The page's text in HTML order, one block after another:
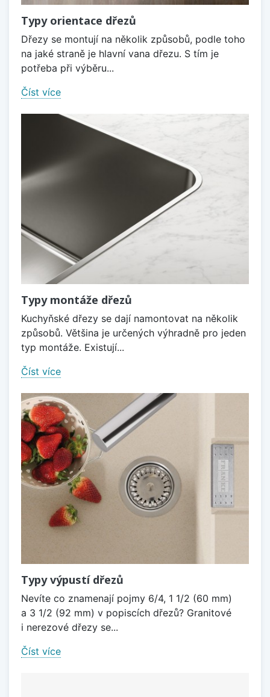
Typy orientace dřezů
Dřezy se montují na několik způsobů, podle toho
na jaké straně je hlavní vana dřezu. S tím je
potřeba při výběru...
Číst více
Typy montáže dřezů
Kuchyňské dřezy se dají namontovat na několik
způsobů. Většina je určených výhradně pro jeden
typ montáže. Existují...
Číst více
Typy výpustí dřezů
Nevíte co znamenají pojmy 6/4, 1 1/2 (60 mm)
a 3 1/2 (92 mm) v popiscích dřezů? Granitové
i nerezové dřezy se...
Číst více